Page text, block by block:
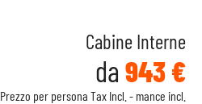
Cabine Interne
da 943 €
Prezzo per persona Tax Incl. - mance incl.